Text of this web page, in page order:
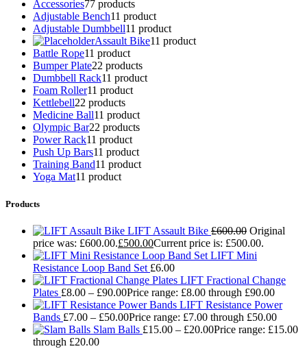
Accessories77 products
Adjustable Bench11 product
Adjustable Dumbbell11 product
Assault Bike11 product
Battle Rope11 product
Bumper Plate22 products
Dumbbell Rack11 product
Foam Roller11 product
Kettlebell22 products
Medicine Ball11 product
Olympic Bar22 products
Power Rack11 product
Push Up Bars11 product
Training Band11 product
Yoga Mat11 product
Products
LIFT Assault Bike £600.00 Original
price was: £600.00.£500.00Current price is: £500.00.
LIFT Mini
Resistance Loop Band Set £6.00
LIFT Fractional Change
Plates £8.00 – £90.00Price range: £8.00 through £90.00
LIFT Resistance Power
Bands £7.00 – £50.00Price range: £7.00 through £50.00
Slam Balls £15.00 – £20.00Price range: £15.00
through £20.00